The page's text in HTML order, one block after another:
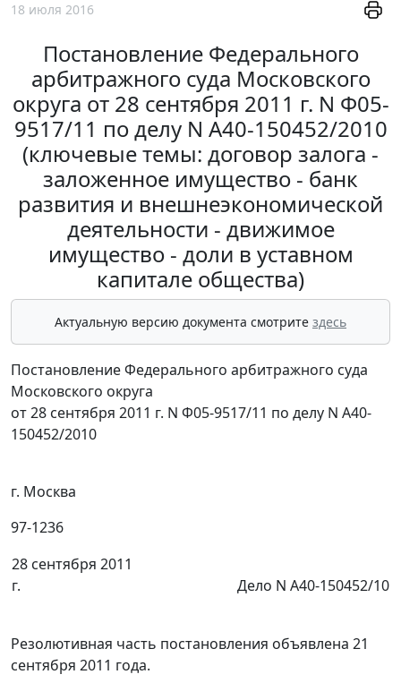
18 июля 2016
Постановление Федерального
арбитражного суда Московского
округа от 28 сентября 2011 г. N Ф05-
9517/11 по делу N А40-150452/2010
(ключевые темы: договор залога -
заложенное имущество - банк
развития и внешнеэкономической
деятельности - движимое
имущество - доли в уставном
капитале общества)
Актуальную версию документа смотрите здесь
Постановление Федерального арбитражного суда
Московского округа
от 28 сентября 2011 г. N Ф05-9517/11 по делу N А40-
150452/2010
г. Москва
97-1236
28 сентября 2011
г.
Дело N А40-150452/10
Резолютивная часть постановления объявлена 21
сентября 2011 года.